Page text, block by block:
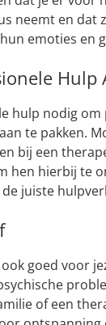
neemt en dat
emoties en
Hulp
hulp nodig om
te pakken.
bij een
hen hierbij te
juiste
goed voor
of een